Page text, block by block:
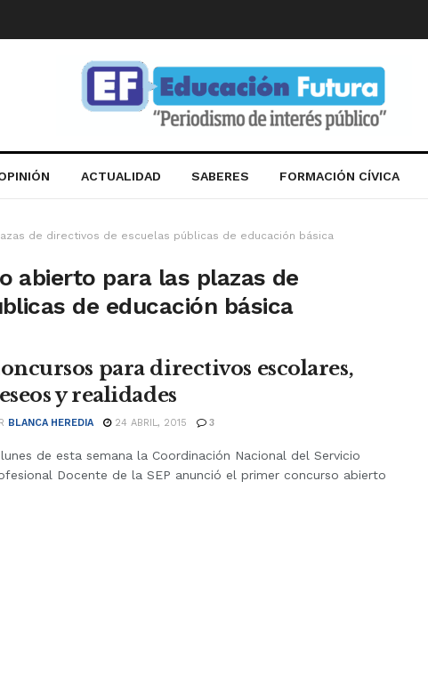
ACTUALIDAD SABERES FORMACIÓN CÍVICA
de directivos de escuelas públicas de educación básica
abierto para las plazas de
de educación básica
para directivos escolares,
y realidades
BLANCA HEREDIA 24 ABRIL, 2015 3
de esta semana la Coordinación Nacional del Servicio
Docente de la SEP anunció el primer concurso abierto